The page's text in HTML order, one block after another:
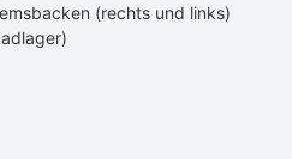
(rechts und links)